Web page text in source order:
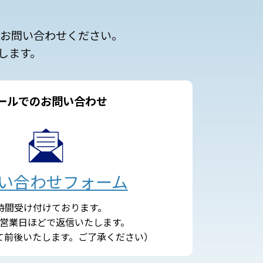
問い合わせください。
す。
ルでのお問い合わせ
合わせフォーム
間受け付けております。
業日ほどで返信いたします。
後いたします。ご了承ください）